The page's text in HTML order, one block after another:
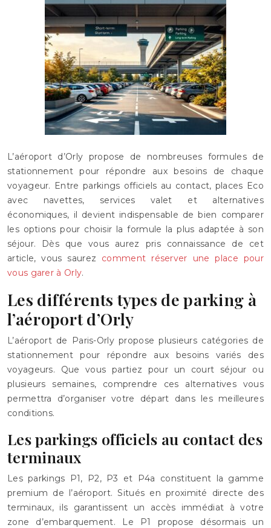
L’aéroport d’Orly propose de nombreuses formules de
stationnement pour répondre aux besoins de chaque
voyageur. Entre parkings officiels au contact, places Eco
avec navettes, services valet et alternatives
économiques, il devient indispensable de bien comparer
les options pour choisir la formule la plus adaptée à son
séjour. Dès que vous aurez pris connaissance de cet
article, vous saurez comment réserver une place pour
vous garer à Orly.
Les différents types de parking à
l’aéroport d’Orly
L’aéroport de Paris-Orly propose plusieurs catégories de
stationnement pour répondre aux besoins variés des
voyageurs. Que vous partiez pour un court séjour ou
plusieurs semaines, comprendre ces alternatives vous
permettra d’organiser votre départ dans les meilleures
conditions.
Les parkings officiels au contact des
terminaux
Les parkings P1, P2, P3 et P4a constituent la gamme
premium de l’aéroport. Situés en proximité directe des
terminaux, ils garantissent un accès immédiat à votre
zone d’embarquement. Le P1 propose désormais un